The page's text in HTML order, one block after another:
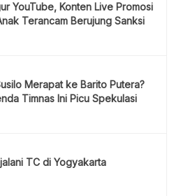
YouTube, Konten Live Promosi
Terancam Berujung Sanksi
Merapat ke Barito Putera?
Timnas Ini Picu Spekulasi
TC di Yogyakarta